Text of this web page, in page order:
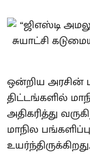
ஒன்றிய அரசின்
திட்டங்களில்
அதிகரித்து
மாநில
உயர்ந்திருக்கிறது.